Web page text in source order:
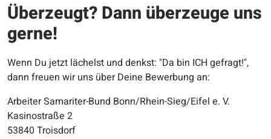
Überzeugt? Dann überzeuge uns
gerne!
Wenn Du jetzt lächelst und denkst: "Da bin ICH gefragt!",
dann freuen wir uns über Deine Bewerbung an:
Arbeiter Samariter-Bund Bonn/Rhein-Sieg/Eifel e. V.
Kasinostraße 2
53840 Troisdorf